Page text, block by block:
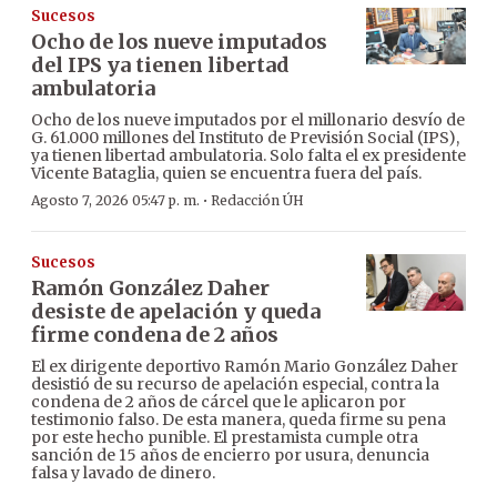
Sucesos
Ocho de los nueve imputados
del IPS ya tienen libertad
ambulatoria
Ocho de los nueve imputados por el millonario desvío de
G. 61.000 millones del Instituto de Previsión Social (IPS),
ya tienen libertad ambulatoria. Solo falta el ex presidente
Vicente Bataglia, quien se encuentra fuera del país.
Agosto 7, 2026 05:47 p. m. · Redacción ÚH
Sucesos
Ramón González Daher
desiste de apelación y queda
firme condena de 2 años
El ex dirigente deportivo Ramón Mario González Daher
desistió de su recurso de apelación especial, contra la
condena de 2 años de cárcel que le aplicaron por
testimonio falso. De esta manera, queda firme su pena
por este hecho punible. El prestamista cumple otra
sanción de 15 años de encierro por usura, denuncia
falsa y lavado de dinero.